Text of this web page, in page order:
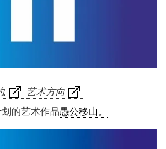
艺术方向
的艺术作品愚公移山。